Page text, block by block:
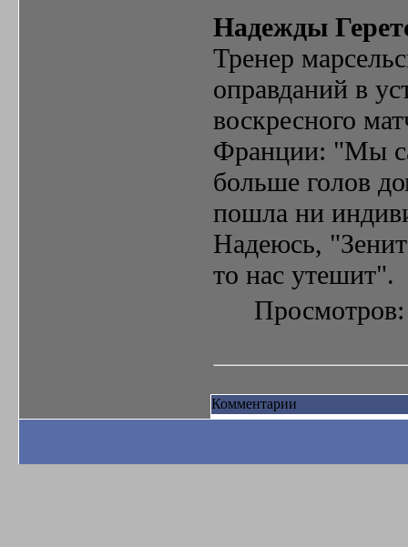
Надежды
Тренер
оправданий в
воскресного
Франции: "Мы
больше голов
пошла ни
Надеюсь,
то нас утешит".
Комментарии